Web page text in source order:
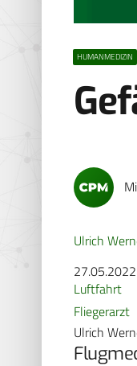
HUMANMEDIZIN
Ulrich
Luftfahrt
Fliegerarzt
Ulrich